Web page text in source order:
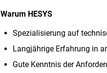
Warum HESYS
Spezialisierung auf
Langjährige Erfahrung in
Gute Kenntnis der